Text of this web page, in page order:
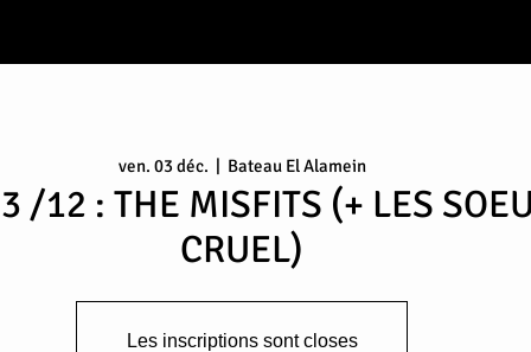
ven. 03 déc.
  |
Bateau El Alamein
/12 : THE MISFITS (+ LES
CRUEL)
Les inscriptions sont closes